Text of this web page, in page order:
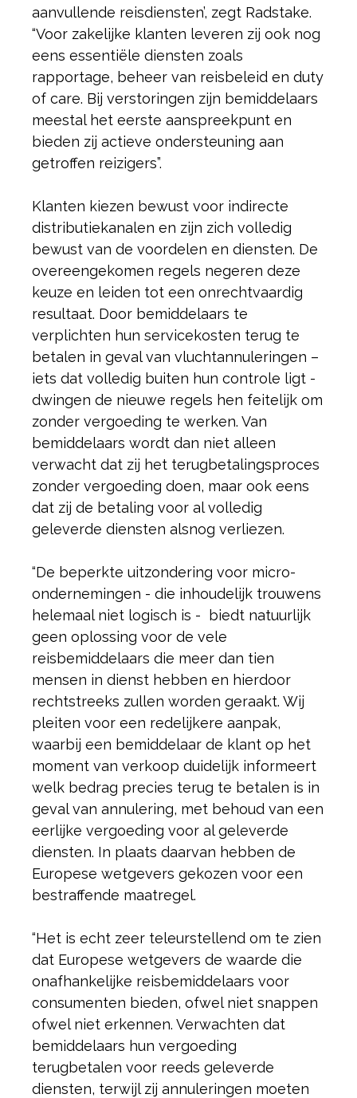
aanvullende reisdiensten’, zegt Radstake.
“Voor zakelijke klanten leveren zij ook nog
eens essentiële diensten zoals
rapportage, beheer van reisbeleid en duty
of care. Bij verstoringen zijn bemiddelaars
meestal het eerste aanspreekpunt en
bieden zij actieve ondersteuning aan
getroffen reizigers”.
Klanten kiezen bewust voor indirecte
distributiekanalen en zijn zich volledig
bewust van de voordelen en diensten. De
overeengekomen regels negeren deze
keuze en leiden tot een onrechtvaardig
resultaat. Door bemiddelaars te
verplichten hun servicekosten terug te
betalen in geval van vluchtannuleringen –
iets dat volledig buiten hun controle ligt -
dwingen de nieuwe regels hen feitelijk om
zonder vergoeding te werken. Van
bemiddelaars wordt dan niet alleen
verwacht dat zij het terugbetalingsproces
zonder vergoeding doen, maar ook eens
dat zij de betaling voor al volledig
geleverde diensten alsnog verliezen.
“De beperkte uitzondering voor micro-
ondernemingen - die inhoudelijk trouwens
helemaal niet logisch is - biedt natuurlijk
geen oplossing voor de vele
reisbemiddelaars die meer dan tien
mensen in dienst hebben en hierdoor
rechtstreeks zullen worden geraakt. Wij
pleiten voor een redelijkere aanpak,
waarbij een bemiddelaar de klant op het
moment van verkoop duidelijk informeert
welk bedrag precies terug te betalen is in
geval van annulering, met behoud van een
eerlijke vergoeding voor al geleverde
diensten. In plaats daarvan hebben de
Europese wetgevers gekozen voor een
bestraffende maatregel.
“Het is echt zeer teleurstellend om te zien
dat Europese wetgevers de waarde die
onafhankelijke reisbemiddelaars voor
consumenten bieden, ofwel niet snappen
ofwel niet erkennen. Verwachten dat
bemiddelaars hun vergoeding
terugbetalen voor reeds geleverde
diensten, terwijl zij annuleringen moeten